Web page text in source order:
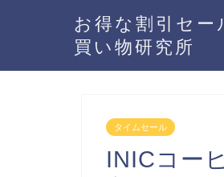
お得な割引セー
買い物研究所
タイムセール
INICコー